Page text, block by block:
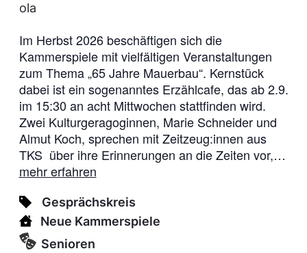
ola
Im Herbst 2026 beschäftigen sich die
Kammerspiele mit vielfältigen Veranstaltungen
zum Thema „65 Jahre Mauerbau“. Kernstück
dabei ist ein sogenanntes Erzählcafe, das ab 2.9.
im 15:30 an acht Mittwochen stattfinden wird.
Zwei Kulturgeragoginnen, Marie Schneider und
Almut Koch, sprechen mit Zeitzeug:innen aus
TKS über ihre Erinnerungen an die Zeiten vor,…
mehr erfahren
Gesprächskreis
Neue Kammerspiele
Senioren